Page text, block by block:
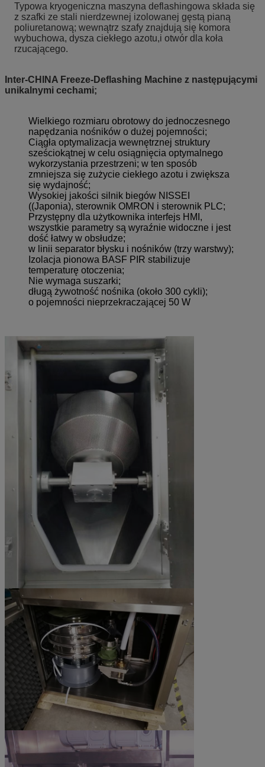
Typowa kryogeniczna maszyna deflashingowa składa się
z szafki ze stali nierdzewnej izolowanej gęstą pianą
poliuretanową; wewnątrz szafy znajdują się komora
wybuchowa, dysza ciekłego azotu,i otwór dla koła
rzucającego.
Inter-CHINA Freeze-Deflashing Machine z następującymi
unikalnymi cechami;
Wielkiego rozmiaru obrotowy do jednoczesnego
napędzania nośników o dużej pojemności;
Ciągła optymalizacja wewnętrznej struktury
sześciokątnej w celu osiągnięcia optymalnego
wykorzystania przestrzeni; w ten sposób
zmniejsza się zużycie ciekłego azotu i zwiększa
się wydajność;
Wysokiej jakości silnik biegów NISSEI
((Japonia), sterownik OMRON i sterownik PLC;
Przystępny dla użytkownika interfejs HMI,
wszystkie parametry są wyraźnie widoczne i jest
dość łatwy w obsłudze;
w linii separator błysku i nośników (trzy warstwy);
Izolacja pionowa BASF PIR stabilizuje
temperaturę otoczenia;
Nie wymaga suszarki;
długą żywotność nośnika (około 300 cykli);
o pojemności nieprzekraczającej 50 W